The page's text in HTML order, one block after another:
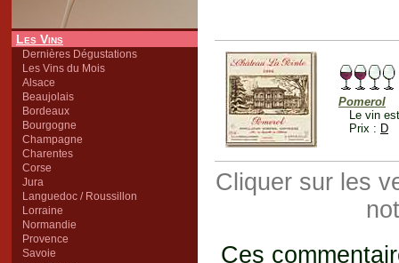
Les Vins
Dernières Dégustations
Les Vins du Mois
Alsace
Beaujolais
Bordeaux
Bourgogne
Champagne
Charentes
Corse
Jura
Languedoc / Roussillon
Lorraine
Normandie
Provence
Savoie
Pomerol
Le vin
Prix : D
Cliquer sur les
Ces